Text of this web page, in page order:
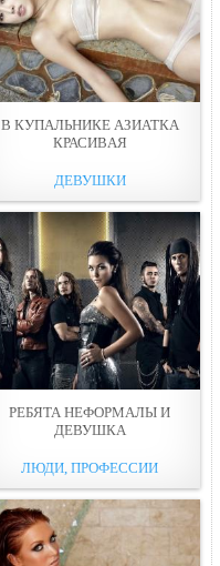
В КУПАЛЬНИКЕ АЗИАТКА
КРАСИВAЯ
ДЕВУШКИ
РЕБЯТА НЕФОРМАЛЫ И
ДЕВУШКA
ЛЮДИ, ПРОФЕССИИ